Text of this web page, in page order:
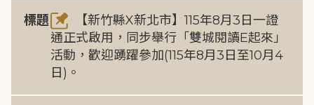
標題
【新竹縣X新北市】115年8月3日一證
通正式啟用，同步舉行「雙城閱讀E起來」
活動，歡迎踴躍參加(115年8月3日至10月4
日)。